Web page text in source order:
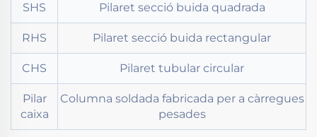
SHS Pilaret secció buida quadrada
RHS Pilaret secció buida rectangular
CHS Pilaret tubular circular
Pilar
caixa
Columna soldada fabricada per a càrregues
pesades